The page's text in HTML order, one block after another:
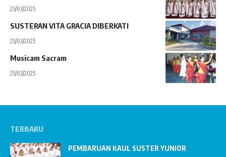
25/03/2025
SUSTERAN VITA GRACIA DIBERKATI
25/03/2025
Musicam Sacram
25/03/2025
TERBARU
PEMBARUAN KAUL SUSTER YUNIOR